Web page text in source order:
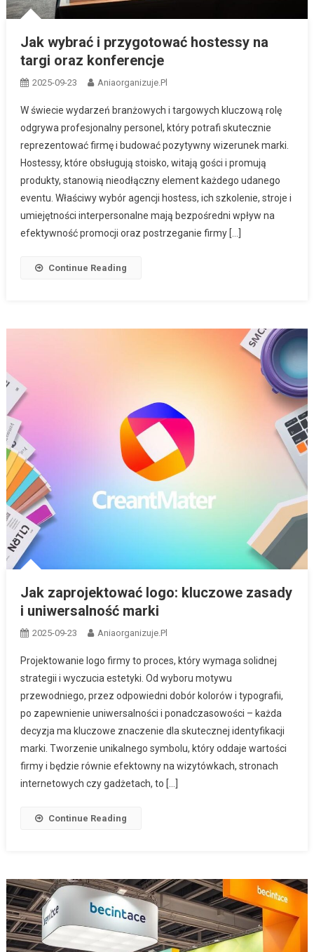
Jak wybrać i przygotować hostessy na
targi oraz konferencje
2025-09-23 Aniaorganizuje.pl
W świecie wydarzeń branżowych i targowych kluczową rolę
odgrywa profesjonalny personel, który potrafi skutecznie
reprezentować firmę i budować pozytywny wizerunek marki.
Hostessy, które obsługują stoisko, witają gości i promują
produkty, stanowią nieodłączny element każdego udanego
eventu. Właściwy wybór agencji hostess, ich szkolenie, stroje i
umiejętności interpersonalne mają bezpośredni wpływ na
efektywność promocji oraz postrzeganie firmy […]
Continue Reading
Jak zaprojektować logo: kluczowe zasady
i uniwersalność marki
2025-09-23 Aniaorganizuje.pl
Projektowanie logo firmy to proces, który wymaga solidnej
strategii i wyczucia estetyki. Od wyboru motywu
przewodniego, przez odpowiedni dobór kolorów i typografii,
po zapewnienie uniwersalności i ponadczasowości – każda
decyzja ma kluczowe znaczenie dla skutecznej identyfikacji
marki. Tworzenie unikalnego symbolu, który oddaje wartości
firmy i będzie równie efektowny na wizytówkach, stronach
internetowych czy gadżetach, to […]
Continue Reading